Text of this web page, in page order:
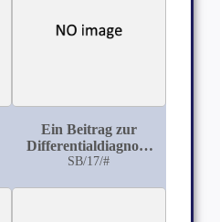
Ein Beitrag zur
Differentialdiagnose
zwischen
SB/17/#